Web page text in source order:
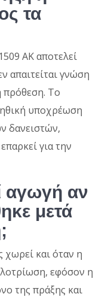
τα
ΑΚ αποτελεί
απαιτείται γνώση
πρόθεση. Το
υποχρέωση
δανειστών,
για την
αγωγή αν
μετά
χωρεί και όταν η
εφόσον η
της πράξης και